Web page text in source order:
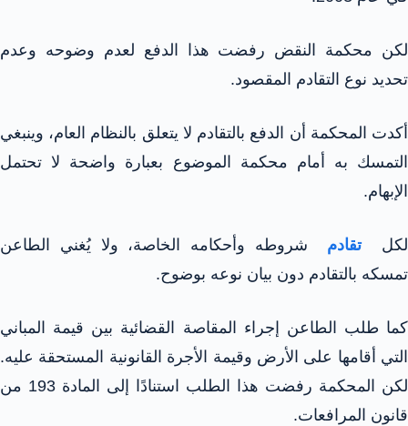
لكن محكمة النقض رفضت هذا الدفع لعدم وضوحه وعدم
تحديد نوع التقادم المقصود.
أكدت المحكمة أن الدفع بالتقادم لا يتعلق بالنظام العام، وينبغي
التمسك به أمام محكمة الموضوع بعبارة واضحة لا تحتمل
الإبهام.
لكلتقادم شروطه وأحكامه الخاصة، ولا يُغني الطاعن
تمسكه بالتقادم دون بيان نوعه بوضوح.
كما طلب الطاعن إجراء المقاصة القضائية بين قيمة المباني
التي أقامها على الأرض وقيمة الأجرة القانونية المستحقة عليه.
لكن المحكمة رفضت هذا الطلب استنادًا إلى المادة 193 من
قانون المرافعات.